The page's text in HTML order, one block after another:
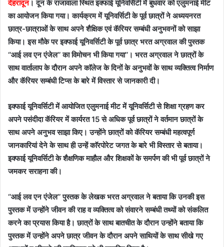
देहरादून। दून के राजावाला स्थित इक्फाई यूनिवर्सिटी में बुधवार को एलुमनाई मीट
का आयोजन किया गया। कार्यक्रम में यूनिवर्सिटी के पूर्व छात्रों ने अध्ययनरत
छात्र-छात्राओं के साथ अपने शैक्षिक एवं कॅरियर सम्बंधी अनुभवनों को साझा
किया। इस मौके पर इक्फाई यूनिवर्सिटी के पूर्व छात्र भरत अग्रवाल की पुस्तक
‘‘आई लव एन एंजेल’’ का विमोचन भी किया गया’’। भरत अग्रवाल ने छात्रों के
साथ वार्तालाप के दौरान अपने काॅलेज के दिनों के अनुभवों के साथ व्यक्तित्व निर्माण
और कॅरियर सम्बंधी टिप्स के बारे में विस्तार से जानकारी दी।
इक्फाई यूनिवर्सिटी में आयोजित एलुमनाई मीट में यूनिवर्सिटी से शिक्षा ग्रहण कर
अपने पसंदीदा कॅरियर में कार्यरत 15 से अधिक पूर्व छात्रों ने वर्तमान छात्रों के
साथ अपने अनुभव साझा किए। उन्होंने छात्रों को कॅरियर सम्बंधी महत्वपूर्ण
जानकारियां देने के साथ ही उन्हें काॅरपोरेट जगत के बारे भी विस्तार से बताया।
इक्फाई यूनिवर्सिटी के शैक्षणिक माहौल और शिक्षकों के समर्पण की भी पूर्व छात्रों ने
जमकर सराहना की।
‘‘आई लव एन एंजेल’’ पुस्तक के लेखक भरत अग्रवाल ने बताया कि उनकी इस
पुस्तक में उन्होंने जीवन की राह व व्यक्तित्व को संवारने सम्बंधी तथ्यों को संकलित
करने का प्रयास किया है। छात्रों के साथ बातचीत के दौरान उन्होंने बताया कि
पुस्तक में उन्होंने अपने छात्र जीवन के दौरान अपने साथियों के साथ सीखे गए